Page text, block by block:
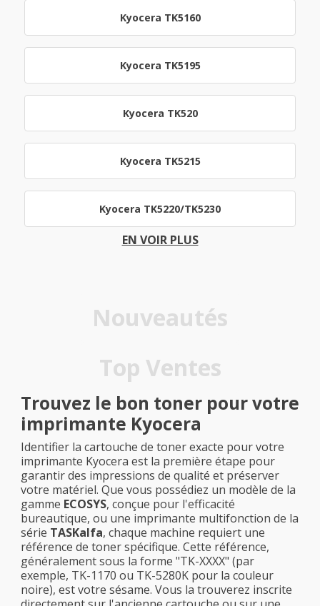
Kyocera TK5160
Kyocera TK5195
Kyocera TK520
Kyocera TK5215
Kyocera TK5220/TK5230
EN VOIR PLUS
Nouveautés
Top Ventes
Trouvez le bon toner pour votre
imprimante Kyocera
Identifier la cartouche de toner exacte pour votre
imprimante Kyocera est la première étape pour
garantir des impressions de qualité et préserver
votre matériel. Que vous possédiez un modèle de la
gamme ECOSYS, conçue pour l'efficacité
bureautique, ou une imprimante multifonction de la
série TASKalfa, chaque machine requiert une
référence de toner spécifique. Cette référence,
généralement sous la forme "TK-XXXX" (par
exemple, TK-1170 ou TK-5280K pour la couleur
noire), est votre sésame. Vous la trouverez inscrite